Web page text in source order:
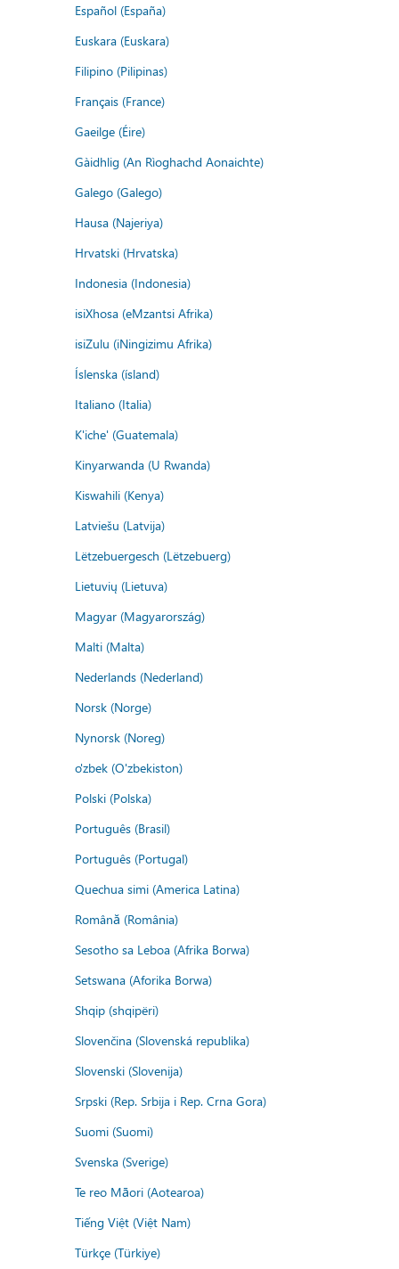
Español (España)
Euskara (Euskara)
Filipino (Pilipinas)
Français (France)
Gaeilge (Éire)
Gàidhlig (An Rìoghachd Aonaichte)
Galego (Galego)
Hausa (Najeriya)
Hrvatski (Hrvatska)
Indonesia (Indonesia)
isiXhosa (eMzantsi Afrika)
isiZulu (iNingizimu Afrika)
Íslenska (ísland)
Italiano (Italia)
K'iche' (Guatemala)
Kinyarwanda (U Rwanda)
Kiswahili (Kenya)
Latviešu (Latvija)
Lëtzebuergesch (Lëtzebuerg)
Lietuvių (Lietuva)
Magyar (Magyarország)
Malti (Malta)
Nederlands (Nederland)
Norsk (Norge)
Nynorsk (Noreg)
o'zbek (O'zbekiston)
Polski (Polska)
Português (Brasil)
Português (Portugal)
Quechua simi (America Latina)
Română (România)
Sesotho sa Leboa (Afrika Borwa)
Setswana (Aforika Borwa)
Shqip (shqipëri)
Slovenčina (Slovenská republika)
Slovenski (Slovenija)
Srpski (Rep. Srbija i Rep. Crna Gora)
Suomi (Suomi)
Svenska (Sverige)
Te reo Māori (Aotearoa)
Tiếng Việt (Việt Nam)
Türkçe (Türkiye)